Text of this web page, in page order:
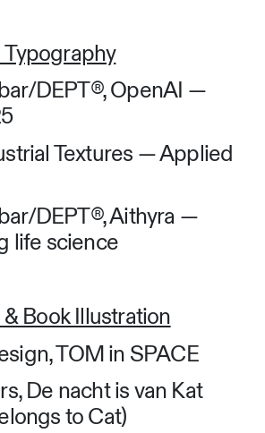
DEPT®, OpenAI —
Textures — Applied
DEPT®, Aithyra —
life science
Book Illustration
TOM in SPACE
De nacht is van Kat
to Cat)